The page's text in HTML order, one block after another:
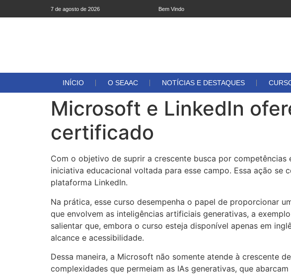
7 de agosto de 2026 Bem Vindo
INÍCIO O SEAAC NOTÍCIAS E DESTAQUES
Microsoft e LinkedIn
certificado
Com o objetivo de suprir a crescente busca por
iniciativa educacional voltada para esse campo. Essa ação
plataforma LinkedIn.
Na prática, esse curso desempenha o papel de proporcionar
que envolvem as inteligências artificiais generativas, a
salientar que, embora o curso esteja disponível apenas em
alcance e acessibilidade.
Dessa maneira, a Microsoft não somente atende à crescente
complexidades que permeiam as IAs generativas, que